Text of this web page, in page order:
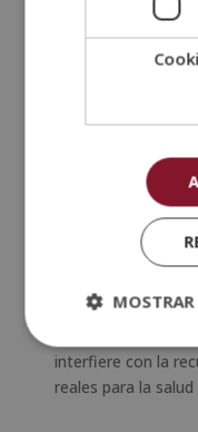
imprescindibles.
controlar la fatiga
rápido que en
¿Y
para la mayoría
sesiones sean de
tipos de
no es opcional: es
puedes incluir
interfiere con la
reales para la
MOSTRAR